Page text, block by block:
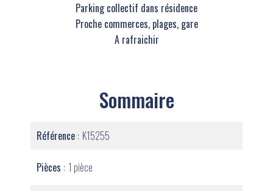
Parking collectif dans résidence
Proche commerces, plages, gare
A rafraichir
Sommaire
Référence K15255
Pièces 1 pièce